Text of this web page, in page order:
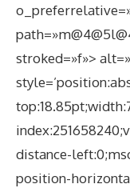
stroked=»f»>
distance-
position-